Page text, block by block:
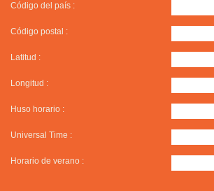
Código del país :
Código postal :
Latitud :
Longitud :
Huso horario :
Universal Time :
Horario de verano :